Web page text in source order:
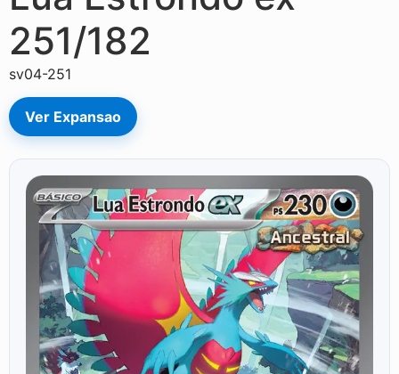
251/182
sv04-251
Ver Expansao